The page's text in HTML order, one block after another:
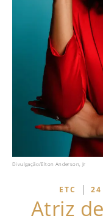
Divulgação/Elton Anderson, Jr
ETC | 24
Atriz